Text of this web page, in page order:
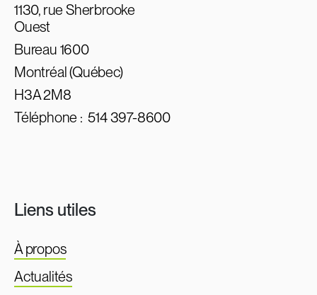
1130, rue Sherbrooke
Ouest
Bureau 1600
Montréal (Québec)
H3A 2M8
Téléphone :514 397-8600
Liens utiles
À propos
Actualités